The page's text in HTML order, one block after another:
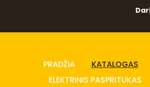
PRADŽIA KATALOGAS
ELEKTRINIS PASPRITUKAS